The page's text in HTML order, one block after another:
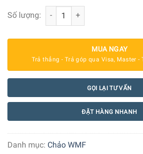
Số lượng: Chảo Sâu Lòng Wmf Wok Mit
MUA NGAY
Trả thẳng - Trả góp qua Visa, Master -
GỌI LẠI TƯ VẤN
ĐẶT HÀNG NHANH
Danh mục: Chảo WMF